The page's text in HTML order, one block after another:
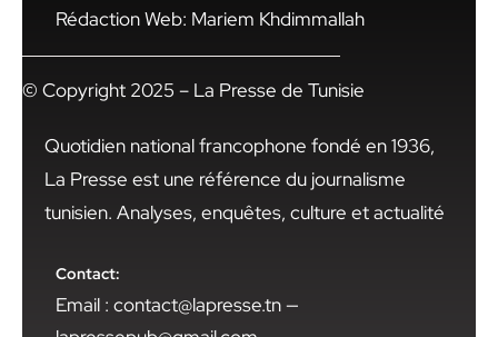
Rédaction Web: Mariem Khdimmallah
© Copyright 2025 – La Presse de Tunisie
Quotidien national francophone fondé en 1936,
La Presse est une référence du journalisme
tunisien. Analyses, enquêtes, culture et actualité
Contact:
Email : contact@lapresse.tn —